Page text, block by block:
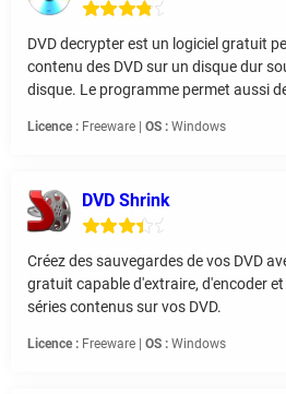
DVD decrypter est un logiciel gratuit
contenu des DVD sur un disque dur
disque. Le programme permet aussi
Licence : Freeware | OS : Windows
DVD Shrink
Créez des sauvegardes de vos DVD
gratuit capable d'extraire, d'encoder
séries contenus sur vos DVD.
Licence : Freeware | OS : Windows